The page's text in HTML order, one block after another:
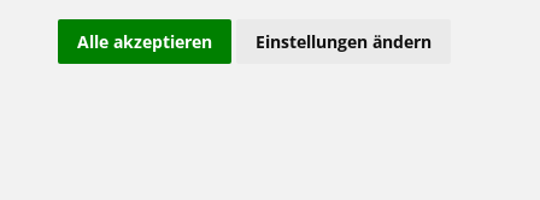
Alle akzeptieren Einstellungen ändern